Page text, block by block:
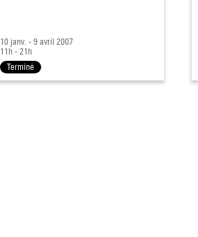
10 janv. - 9 avril 2007
11h - 21h
Terminé